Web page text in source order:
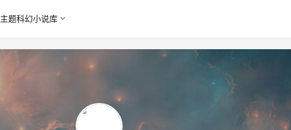
主题科幻小说库